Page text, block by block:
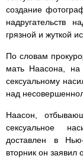
создание
надругательств
грязной и жуткой
По словам
мать Наасона, на
сексуальному
над
Наасон,
сексуальное
доставлен в
вторник он заявил